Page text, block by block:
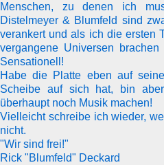
Menschen, zu denen ich
Distelmeyer & Blumfeld sind
verankert und als ich die ersten
vergangene Universen
Sensationell!
Habe die Platte eben auf
Scheibe auf sich hat, bin
überhaupt noch Musik machen!
Vielleicht schreibe ich wieder,
nicht.
"Wir sind frei!"
Rick "Blumfeld" Deckard